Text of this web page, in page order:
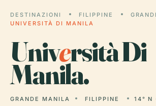
DESTINAZIONI FILIPPINE
UNIVERSITÀ DI MANILA
Università Di
Manila.
GRANDE MANILA FILIPPINE 14° N